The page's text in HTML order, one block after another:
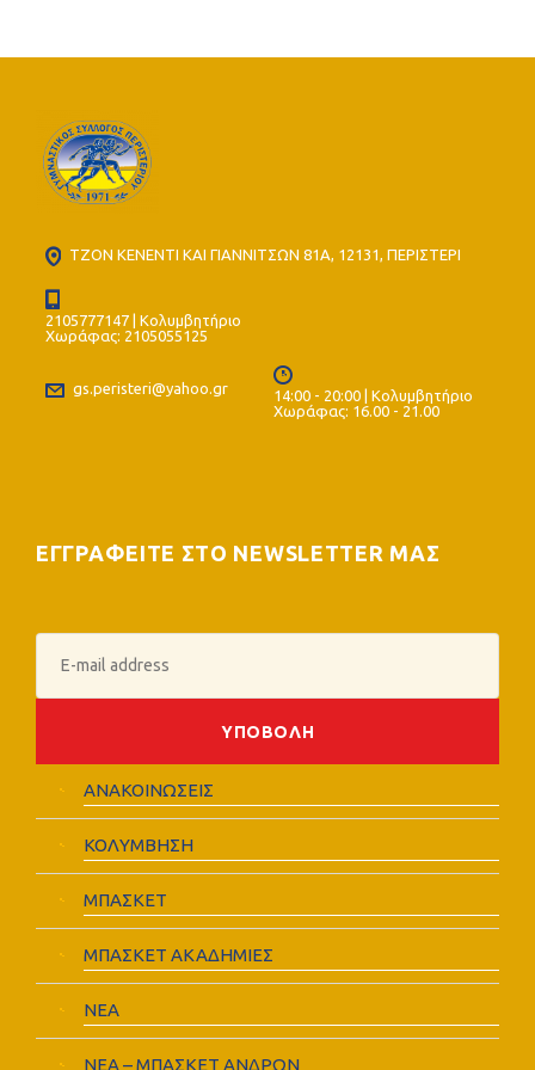
ΤΖΟΝ ΚΕΝΕΝΤΙ ΚΑΙ ΓΙΑΝΝΙΤΣΩΝ 81Α, 12131, ΠΕΡΙΣΤΕΡΙ
2105777147 | Κολυμβητήριο
Χωράφας: 2105055125
gs.peristeri@yahoo.gr
14:00 - 20:00 | Κολυμβητήριο
Χωράφας: 16.00 - 21.00
ΕΓΓΡΑΦΕΙΤΕ ΣΤΟ NEWSLETTER ΜΑΣ
ΑΝΑΚΟΙΝΩΣΕΙΣ
ΚΟΛΥΜΒΗΣΗ
ΜΠΑΣΚΕΤ
ΜΠΑΣΚΕΤ ΑΚΑΔΗΜΙΕΣ
ΝΕΑ
ΝΕΑ – ΜΠΑΣΚΕΤ ΑΝΔΡΩΝ